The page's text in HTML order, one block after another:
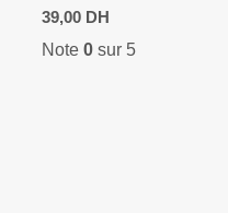
39,00 DH
Note0 sur 5